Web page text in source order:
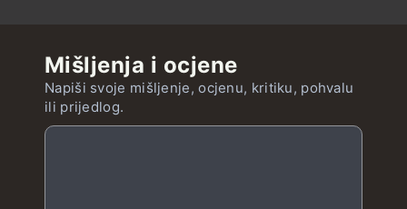
Mišljenja i ocjene
Napiši svoje mišljenje, ocjenu, kritiku, pohvalu
ili prijedlog.